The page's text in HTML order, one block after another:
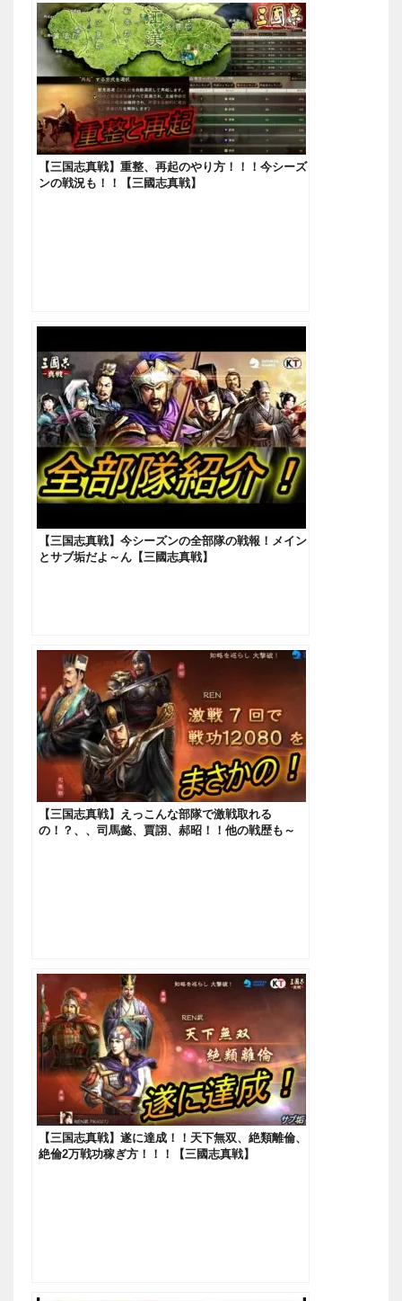
【三国志真戦】重整、再起のやり方！！！今シーズ
ンの戦況も！！【三國志真戦】
【三国志真戦】今シーズンの全部隊の戦報！メイン
とサブ垢だよ～ん【三國志真戦】
【三国志真戦】えっこんな部隊で激戦取れる
の！？、、司馬懿、賈詡、郝昭！！他の戦歴も～
【三国志真戦】遂に達成！！天下無双、絶類離倫、
絶倫2万戦功稼ぎ方！！！【三國志真戦】